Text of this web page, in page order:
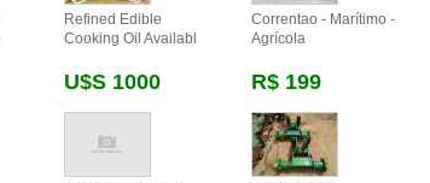
Refined Edible
Cooking Oil Availabl
U$s 1000
Correntao - Marítimo -
Agrícola
R$ 199